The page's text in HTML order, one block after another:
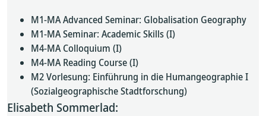
M1-MA Advanced Seminar: Globalisation Geography
M1-MA Seminar: Academic Skills (I)
M4-MA Colloquium (I)
M4-MA Reading Course (I)
M2 Vorlesung: Einführung in die Humangeographie I
(Sozialgeographische Stadtforschung)
Elisabeth Sommerlad: